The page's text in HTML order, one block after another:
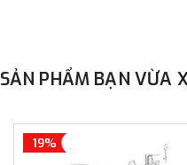
SẢN PHẨM BẠN VỪA
19%